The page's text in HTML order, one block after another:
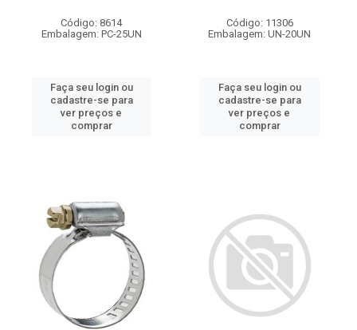
Código: 8614
Embalagem: PC-25UN
Faça seu login ou
cadastre-se para
ver preços e
comprar
Código: 11306
Embalagem: UN-20UN
Faça seu login ou
cadastre-se para
ver preços e
comprar